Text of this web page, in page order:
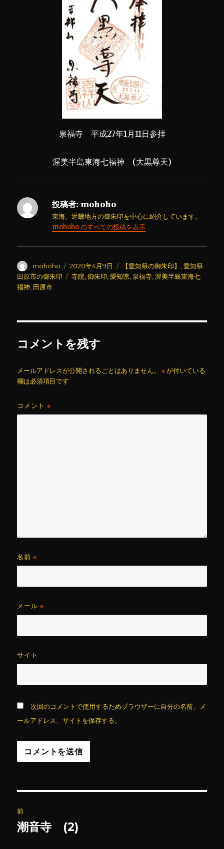
泉福寺 平成27年1月11日参拝
渥美半島東海七福神 (大黒尊天)
投稿者: mohoho
東海、近畿地方の御朱印を中心に紹介しています。
mohoho のすべての投稿を表示
投
稿
者
mohoho
投
稿
2020年4月9日
カ
テ
【愛知県の御朱印】 ,愛知県
田原市の御朱印
タ
寺院 ,御朱印 ,愛知県 泉福寺 ,渥美半島東海七
福神 田原市
コメントを残す
メールアドレスが公開されることはありません。 ※が付いている
欄は必須項目です
コメント※
名前※
メール※
サイト
次回のコメントで使用するためブラウザーに自分の名前、メ
ールアドレス、サイトを保存する。
稿
前
前
潮音寺 (2)